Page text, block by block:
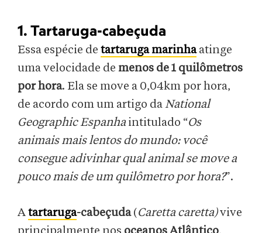
1. Tartaruga-cabeçuda
Essa espécie de tartaruga marinhaatinge
uma velocidade de menos de 1 quilômetros
por hora. Ela se move a 0,04km por hora,
de acordo com um artigo daNational
Geographic Espanha intitulado “Os
animais mais lentos do mundo: você
consegue adivinhar qual animal se move a
pouco mais de um quilômetro por hora?”.
Atartaruga-cabeçuda(Caretta caretta)vive